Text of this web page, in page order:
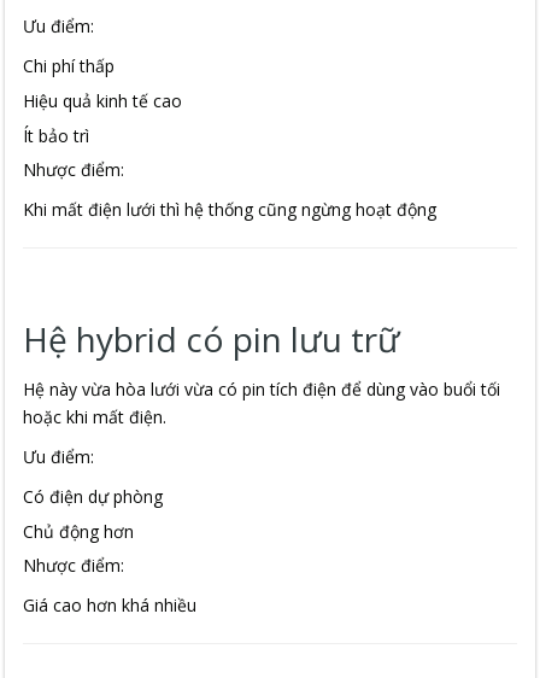
Ưu điểm:
Chi phí thấp
Hiệu quả kinh tế cao
Ít bảo trì
Nhược điểm:
Khi mất điện lưới thì hệ thống cũng ngừng hoạt động
Hệ hybrid có pin lưu trữ
Hệ này vừa hòa lưới vừa có pin tích điện để dùng vào buổi tối
hoặc khi mất điện.
Ưu điểm:
Có điện dự phòng
Chủ động hơn
Nhược điểm:
Giá cao hơn khá nhiều